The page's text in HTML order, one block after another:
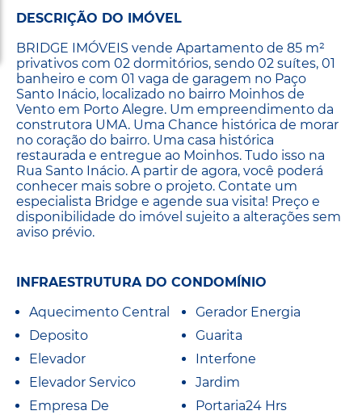
DESCRIÇÃO DO IMÓVEL
BRIDGE IMÓVEIS vende Apartamento de 85 m²
privativos com 02 dormitórios, sendo 02 suítes, 01
banheiro e com 01 vaga de garagem no Paço
Santo Inácio, localizado no bairro Moinhos de
Vento em Porto Alegre. Um empreendimento da
construtora UMA. Uma Chance histórica de morar
no coração do bairro. Uma casa histórica
restaurada e entregue ao Moinhos. Tudo isso na
Rua Santo Inácio. A partir de agora, você poderá
conhecer mais sobre o projeto. Contate um
especialista Bridge e agende sua visita! Preço e
disponibilidade do imóvel sujeito a alterações sem
aviso prévio.
INFRAESTRUTURA DO CONDOMÍNIO
Aquecimento Central
Deposito
Elevador
Elevador Servico
Empresa De
Gerador Energia
Guarita
Interfone
Jardim
Portaria24 Hrs